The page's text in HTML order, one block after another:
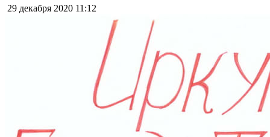
29 декабря 2020 11:12